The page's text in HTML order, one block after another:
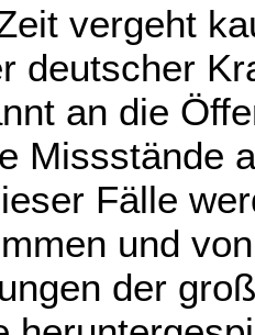
vergeht
deutscher
an die
Missstände
Fälle
und
der